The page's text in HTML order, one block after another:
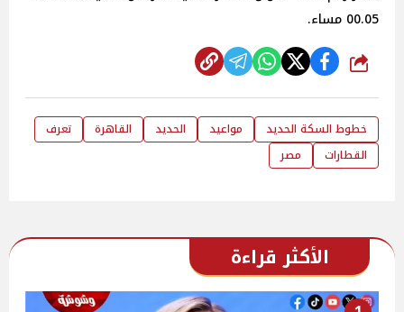
00.05 مساء.
شارك
خطوط السكة الحديد مواعيد الحديد القاهرة
تعرف
القطارات
مصر
الأكثر قراءة